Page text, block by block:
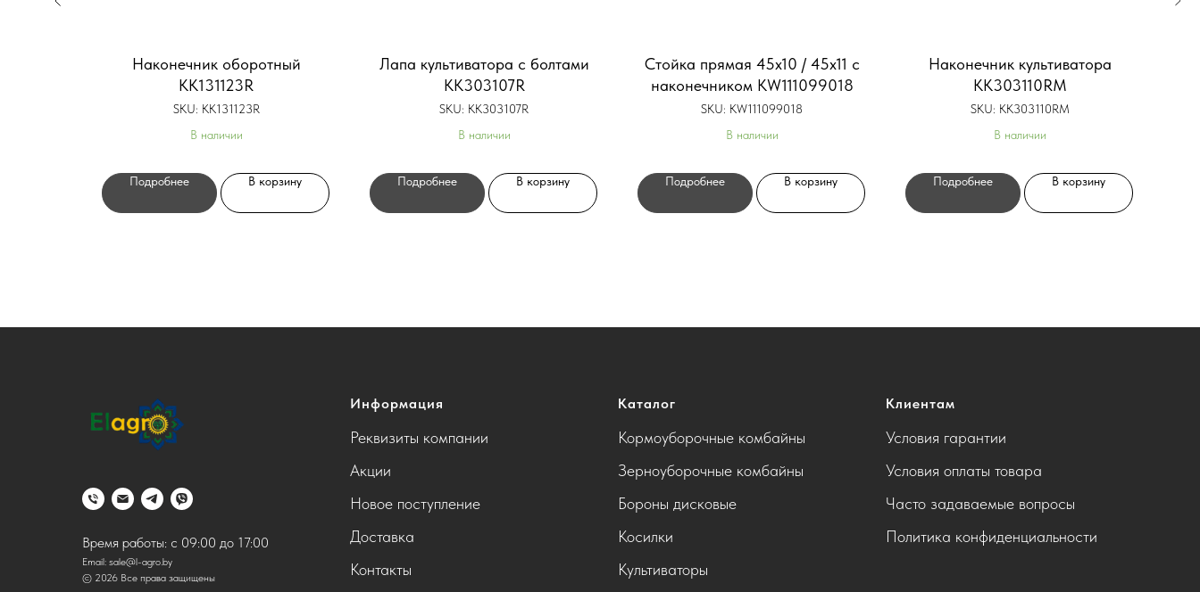
Наконечник оборотный
KK131123R
SKU: KK131123R
В наличии
Подробнее В корзину
Лапа культиватора с болтами
KK303107R
SKU: KK303107R
В наличии
Подробнее В корзину
Стойка прямая 45х10 / 45х11 с
наконечником KW111099018
SKU: KW111099018
В наличии
Подробнее В корзину
Наконечник культиватора
KK303110RM
SKU: KK303110RM
В наличии
Подробнее В корзину
Время работы: с 09:00 до 17:00
Email: sale@l-agro.by
© 2026 Все права защищены
Информация
Реквизиты компании
Акции
Новое поступление
Доставка
Контакты
Каталог
Кормоуборочные комбайны
Зерноуборочные комбайны
Бороны дисковые
Косилки
Культиваторы
Клиентам
Условия гарантии
Условия оплаты товара
Часто задаваемые вопросы
Политика конфиденциальности